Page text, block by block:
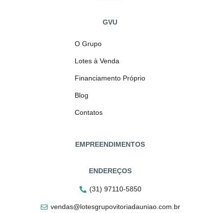
GVU
O Grupo
Lotes à Venda
Financiamento Próprio
Blog
Contatos
EMPREENDIMENTOS
ENDEREÇOS
(31) 97110-5850
vendas@lotesgrupovitoriadauniao.com.br